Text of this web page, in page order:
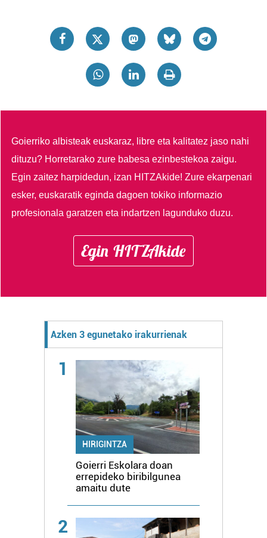
Goierriko albisteak euskaraz, libre eta kalitatez jaso nahi
dituzu? Horretarako zure babesa ezinbestekoa zaigu.
Egin zaitez harpidedun, izan HITZAkide!Zure ekarpenari
esker, euskaratik eginda dagoen tokiko informazio
profesionala garatzen eta indartzen lagunduko duzu.
Egin HITZAkide
Azken 3 egunetako irakurrienak
1
HIRIGINTZA
Goierri Eskolara doan
errepideko biribilgunea
amaitu dute
2